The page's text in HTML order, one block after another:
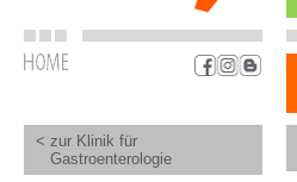
< zur Klinik für
Gastroenterologie